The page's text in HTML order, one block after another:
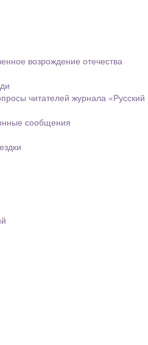
возрождение отечества
читателей журнала «Русский
сообщения